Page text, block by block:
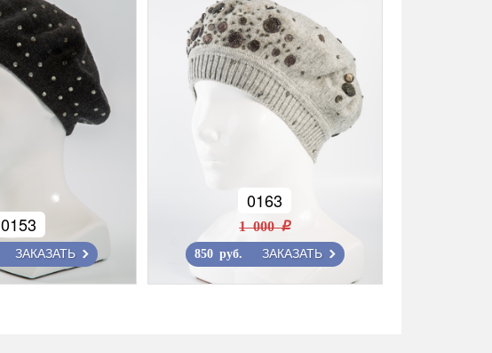
0153
ЗАКАЗАТЬ
0163
1 000 r
850 руб. ЗАКАЗАТЬ